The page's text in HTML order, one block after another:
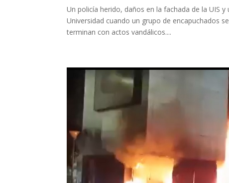
Un policía herido, daños en la fachada de la UIS
Universidad cuando un grupo de encapuchados
terminan con actos vandálicos....